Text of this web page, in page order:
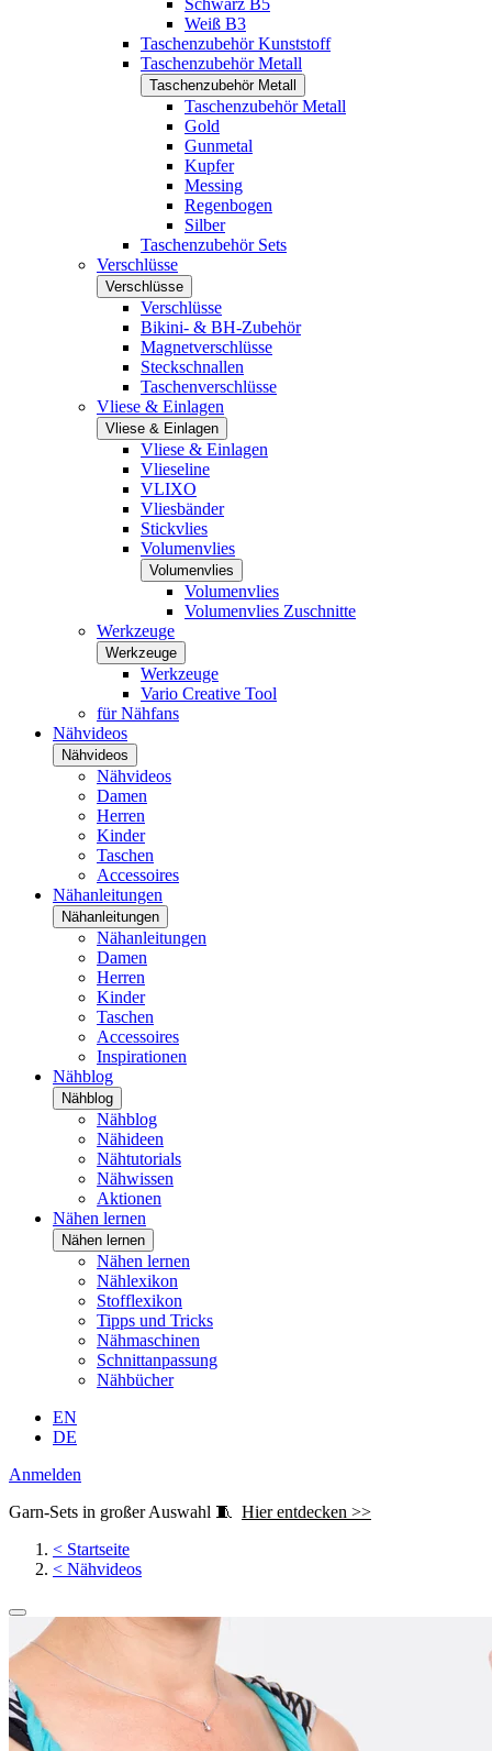
Schwarz B5
Weiß B3
Taschenzubehör Kunststoff
Taschenzubehör Metall
Taschenzubehör Metall
Taschenzubehör Metall
Gold
Gunmetal
Kupfer
Messing
Regenbogen
Silber
Taschenzubehör Sets
Verschlüsse
Verschlüsse
Verschlüsse
Bikini- & BH-Zubehör
Magnetverschlüsse
Steckschnallen
Taschenverschlüsse
Vliese & Einlagen
Vliese & Einlagen
Vliese & Einlagen
Vlieseline
VLIXO
Vliesbänder
Stickvlies
Volumenvlies
Volumenvlies
Volumenvlies
Volumenvlies Zuschnitte
Werkzeuge
Werkzeuge
Werkzeuge
Vario Creative Tool
für Nähfans
Nähvideos
Nähvideos
Nähvideos
Damen
Herren
Kinder
Taschen
Accessoires
Nähanleitungen
Nähanleitungen
Nähanleitungen
Damen
Herren
Kinder
Taschen
Accessoires
Inspirationen
Nähblog
Nähblog
Nähblog
Nähideen
Nähtutorials
Nähwissen
Aktionen
Nähen lernen
Nähen lernen
Nähen lernen
Nählexikon
Stofflexikon
Tipps und Tricks
Nähmaschinen
Schnittanpassung
Nähbücher
EN
DE
Anmelden
Garn-Sets in großer Auswahl 🧵 Hier entdecken >>
< Startseite
< Nähvideos